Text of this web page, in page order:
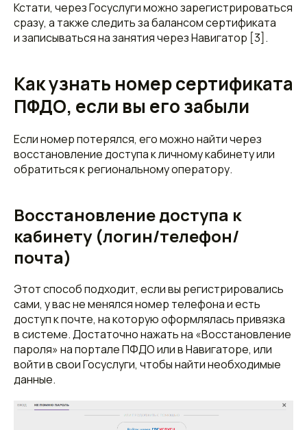
Кстати, через Госуслуги можно зарегистрироваться
сразу, а также следить за балансом сертификата
и записываться на занятия через Навигатор [3].
Как узнать номер сертификата
ПФДО, если вы его забыли
Если номер потерялся, его можно найти через
восстановление доступа к личному кабинету или
обратиться к региональному оператору.
Восстановление доступа к
кабинету (логин/телефон/
почта)
Этот способ подходит, если вы регистрировались
сами, у вас не менялся номер телефона и есть
доступ к почте, на которую оформлялась привязка
в системе. Достаточно нажать на «Восстановление
пароля» на портале ПФДО или в Навигаторе, или
войти в свои Госуслуги, чтобы найти необходимые
данные.